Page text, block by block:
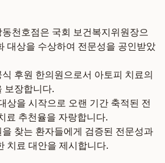
천호점은 국회 보건복지위원장으
대상을 수상하여 전문성을 공인받았
후원 한의원으로서 아토피 치료의
보장합니다.
상을 시작으로 오랜 기간 축적된 전
료 추천율을 자랑합니다.
찾는 환자들에게 검증된 전문성과
치료 대안을 제시합니다.